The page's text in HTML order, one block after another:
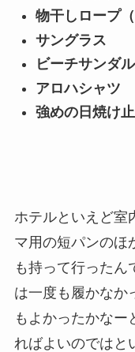
物干しロープ
サングラス
ビーチサンダル
アロハシャツ
強めの日焼け
ホテルといえど
マ用の短パンのほ
も持って行ったん
は一度も履かなか
もよかったかなー
ればよいのではと